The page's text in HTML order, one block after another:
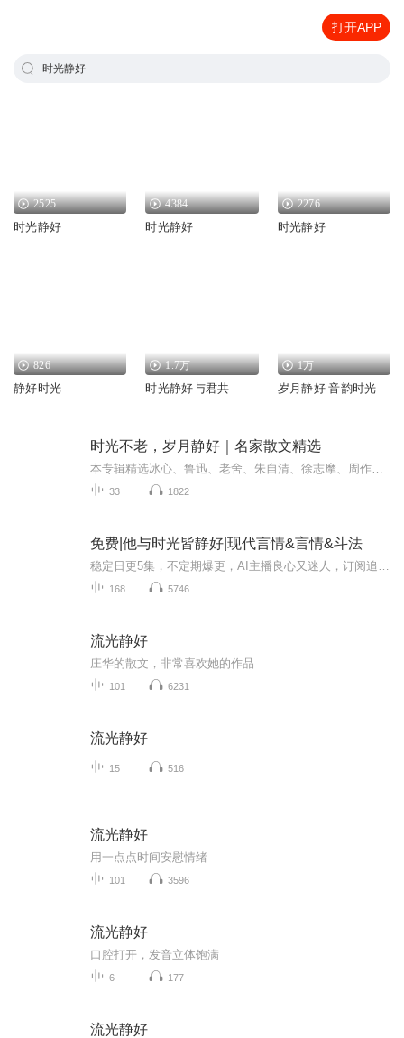
打开APP
时光静好
2525
时光静好
4384
时光静好
2276
时光静好
826
静好时光
1.7万
时光静好与君共
1万
岁月静好 音韵时光
时光不老，岁月静好｜名家散文精选
33 1822
免费|他与时光皆静好|现代言情&言情&斗法
168 5746
流光静好
庄华的散文，非常喜欢她的作品
101 6231
流光静好
15 516
流光静好
用一点点时间安慰情绪
101 3596
流光静好
口腔打开，发音立体饱满
6 177
流光静好